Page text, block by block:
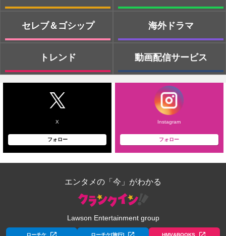
セレブ＆ゴシップ
トレンド
海外ドラマ
動画配信サービス
X
フォロー
Instagram
フォロー
エンタメの「今」がわかる
Lawson Entertainment group
ローチケ ローチケ[旅行] HMV&BOOKS